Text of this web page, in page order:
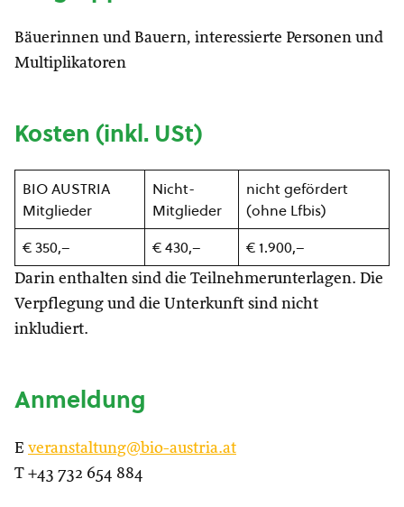
Bäuerinnen und Bauern, interessierte Personen und
Multiplikatoren
Kosten (inkl. USt)
BIO AUSTRIA
Mitglieder
Nicht-
Mitglieder
nicht gefördert
(ohne Lfbis)
€ 350,–
€ 430,– € 1.900,–
Darin enthalten sind die Teilnehmerunterlagen. Die
Verpflegung und die Unterkunft sind nicht
inkludiert.
Anmeldung
E veranstaltung@bio-austria.at
T +43 732 654 884